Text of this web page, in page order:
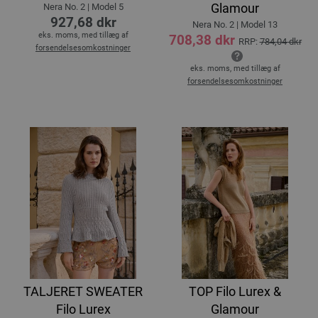
Nera No. 2 | Model 5
927,68 dkr
eks. moms, med tillæg af
forsendelsesomkostninger
Glamour
Nera No. 2 | Model 13
708,38 dkr RRP:784,04 dkr
eks. moms, med tillæg af
forsendelsesomkostninger
TALJERET SWEATER
Filo Lurex
TOP Filo Lurex &
Glamour